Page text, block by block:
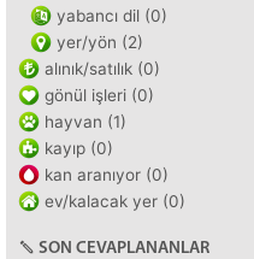
yabancı dil (0)
yer/yön (2)
alınık/satılık (0)
gönül işleri (0)
hayvan (1)
kayıp (0)
kan aranıyor (0)
ev/kalacak yer (0)
SON CEVAPLANANLAR